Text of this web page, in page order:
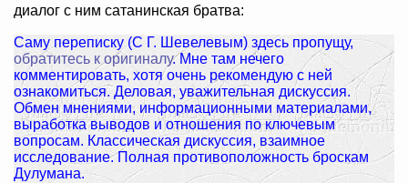
диалог с ним сатанинская братва:
Саму переписку (С Г. Шевелевым) здесь пропущу,
обратитесь к оригиналу. Мне там нечего
комментировать, хотя очень рекомендую с ней
ознакомиться. Деловая, уважительная дискуссия.
Обмен мнениями, информационными материалами,
выработка выводов и отношения по ключевым
вопросам. Классическая дискуссия, взаимное
исследование. Полная противоположность броскам
Дулумана.